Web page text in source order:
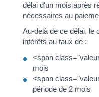
délai d'un mois après
nécessaires au
Au-delà de ce délai, le
intérêts au taux de :
<span
mois
<span
période de 2 mois